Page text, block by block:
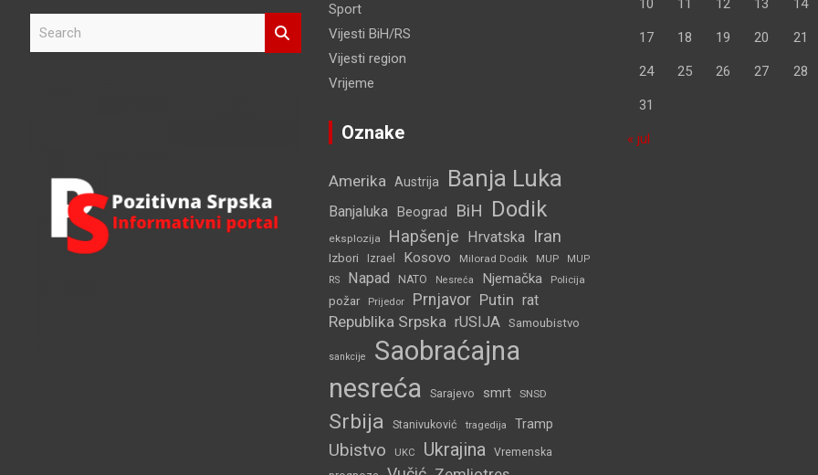
Sport
Vijesti BiH/RS
Vijesti region
Vrijeme
Oznake
Amerika Austrija Banja Luka
Banjaluka Beograd BiH Dodik
eksplozija Hapšenje Hrvatska Iran
Izbori Izrael Kosovo Milorad Dodik MUP
MUP
RS
Napad NATO Nesreća Njemačka Policija
požar Prijedor Prnjavor Putin rat
Republika Srpska rUSIJA Samoubistvo
sankcije
Saobraćajna
nesreća
Sarajevo smrt SNSD
Srbija Stanivuković tragedija Tramp
Ubistvo UKC Ukrajina
Vremenska
10 11 12 13 14
17 18 19 20 21
24 25 26 27 28
31
« jul